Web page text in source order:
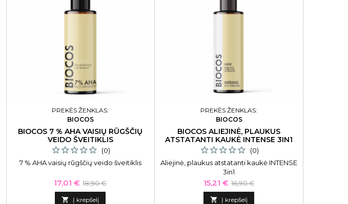
PREKĖS ŽENKLAS:
BIOCOS
BIOCOS 7 % AHA VAISIŲ RŪGŠČIŲ
VEIDO ŠVEITIKLIS
(0)
7 % AHA vaisių rūgščių veido šveitiklis
Kaina
17,01 € Bazinė
kaina
18,90 €
 Į krepšelį
PREKĖS ŽENKLAS:
BIOCOS
BIOCOS ALIEJINĖ, PLAUKUS
ATSTATANTI KAUKĖ INTENSE 3IN1
(0)
Aliejinė, plaukus atstatanti kaukė INTENSE
3in1
Kaina
15,21 € Bazinė
kaina
16,90 €
 Į krepšelį